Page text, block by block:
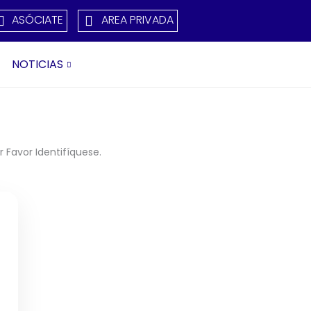
ASÓCIATE AREA PRIVADA
NOTICIAS
Favor Identifíquese.